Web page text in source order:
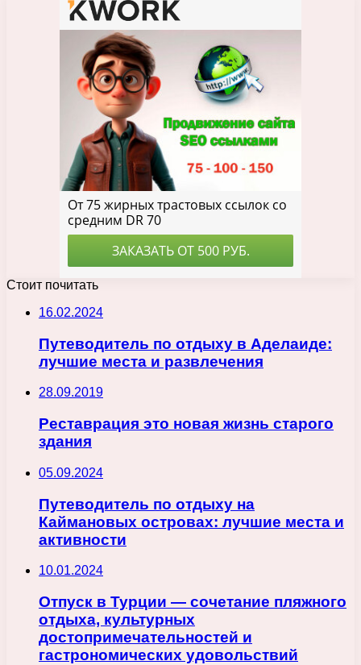
Стоит почитать
16.02.2024
Путеводитель по отдыху в Аделаиде:
лучшие места и развлечения
28.09.2019
Реставрация это новая жизнь старого
здания
05.09.2024
Путеводитель по отдыху на
Каймановых островах: лучшие места и
активности
10.01.2024
Отпуск в Турции — сочетание пляжного
отдыха, культурных
достопримечательностей и
гастрономических удовольствий